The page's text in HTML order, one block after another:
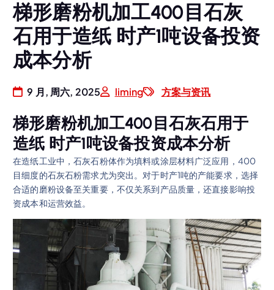
梯形磨粉机加工400目石灰
石用于造纸 时产1吨设备投资
成本分析
9 月, 周六, 2025 liming 方案与资讯
梯形磨粉机加工400目石灰石用于
造纸 时产1吨设备投资成本分析
在造纸工业中，石灰石粉体作为填料或涂层材料广泛应用，400
目细度的石灰石粉需求尤为突出。对于时产1吨的产能要求，选择
合适的磨粉设备至关重要，不仅关系到产品质量，还直接影响投
资成本和运营效益。